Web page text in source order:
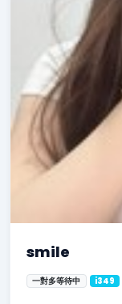
smile
一對多等待中 i349